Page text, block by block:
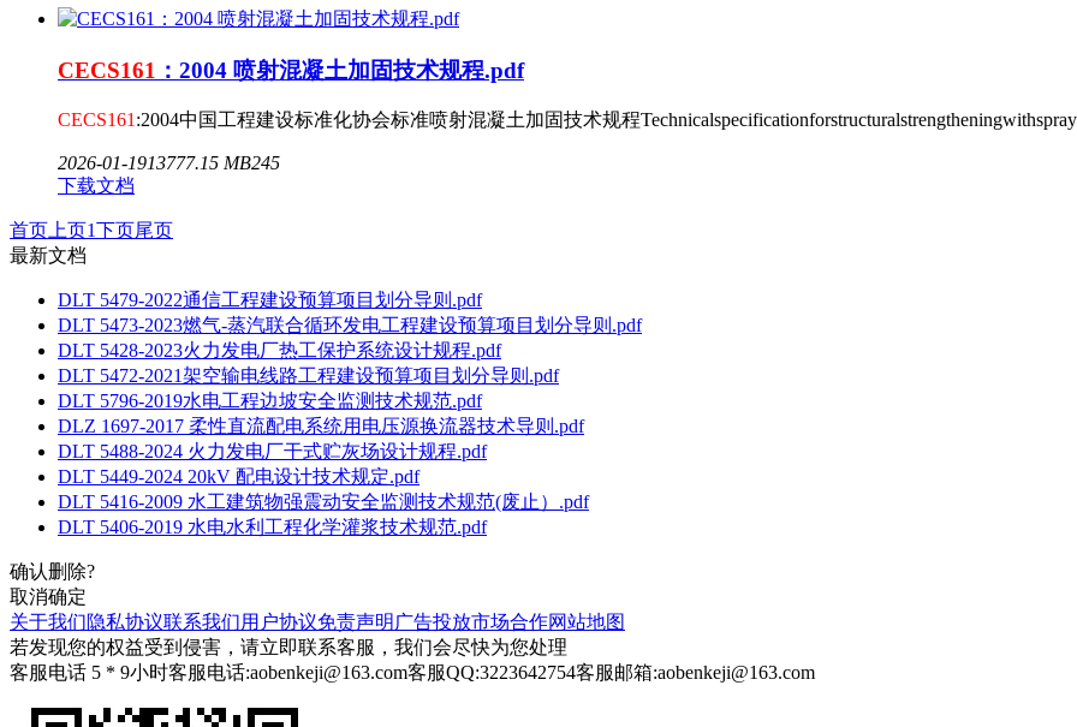
CECS161 ：2004 喷射混凝土加固技术规程.pdf
CECS161:2004中国工程建设标准化协会标准喷射混凝土加固技术规程
2026-01-1913777.15 MB245
下载文档
首页上页1下页尾页
最新文档
DLT 5479-2022通信工程建设预算项目划分导则.pdf
DLT 5473-2023燃气-蒸汽联合循环发电工程建设预算项目划分导则.pdf
DLT 5428-2023火力发电厂热工保护系统设计规程.pdf
DLT 5472-2021架空输电线路工程建设预算项目划分导则.pdf
DLT 5796-2019水电工程边坡安全监测技术规范.pdf
DLZ 1697-2017 柔性直流配电系统用电压源换流器技术导则.pdf
DLT 5488-2024 火力发电厂干式贮灰场设计规程.pdf
DLT 5449-2024 20kV 配电设计技术规定.pdf
DLT 5416-2009 水工建筑物强震动安全监测技术规范(废止）.pdf
DLT 5406-2019 水电水利工程化学灌浆技术规范.pdf
确认删除?
取消确定
关于我们隐私协议联系我们用户协议免责声明广告投放市场合作网站地图
若发现您的权益受到侵害，请立即联系客服，我们会尽快为您处理
客服电话 5 * 9小时客服电话:aobenkeji@163.com客服QQ:3223642754客服邮箱:aobenkeji@163.com